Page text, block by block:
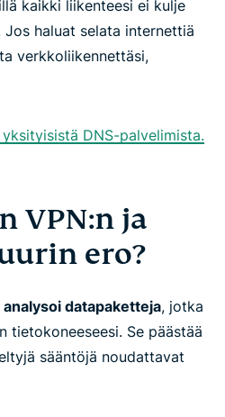
kaikki liikenteesi ei kulje
haluat selata internettiä
verkkoliikennettäsi,
yksityisistä DNS-palvelimista.
VPN:n ja
ero?
datapaketteja, jotka
tietokoneeseesi. Se päästää
sääntöjä noudattavat